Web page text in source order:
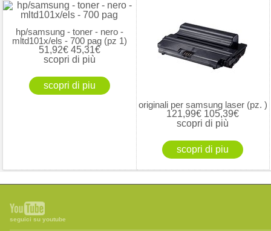
hp/samsung - toner - nero -
mltd101x/els - 700 pag (pz 1)
51,92€45,31€
scopri di più
originali per samsung laser (pz. )
121,99€ 105,39€
scopri di più
seguici su youtube